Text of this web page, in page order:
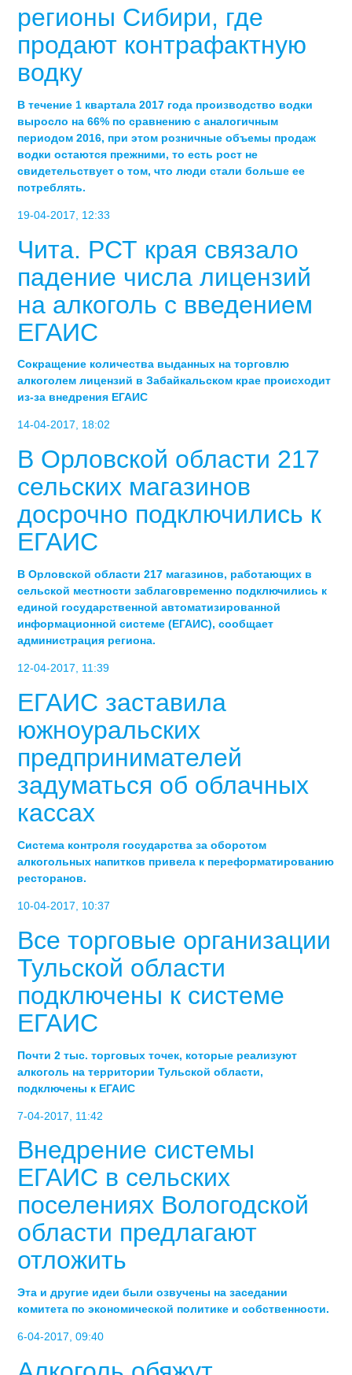
регионы Сибири, где
продают контрафактную
водку
В течение 1 квартала 2017 года производство водки
выросло на 66% по сравнению с аналогичным
периодом 2016, при этом розничные объемы продаж
водки остаются прежними, то есть рост не
свидетельствует о том, что люди стали больше ее
потреблять.
19-04-2017, 12:33
Чита. РСТ края связало
падение числа лицензий
на алкоголь с введением
ЕГАИС
Сокращение количества выданных на торговлю
алкоголем лицензий в Забайкальском крае происходит
из-за внедрения ЕГАИС
14-04-2017, 18:02
В Орловской области 217
сельских магазинов
досрочно подключились к
ЕГАИС
В Орловской области 217 магазинов, работающих в
сельской местности заблаговременно подключились к
единой государственной автоматизированной
информационной системе (ЕГАИС), сообщает
администрация региона.
12-04-2017, 11:39
ЕГАИС заставила
южноуральских
предпринимателей
задуматься об облачных
кассах
Система контроля государства за оборотом
алкогольных напитков привела к переформатированию
ресторанов.
10-04-2017, 10:37
Все торговые организации
Тульской области
подключены к системе
ЕГАИС
Почти 2 тыс. торговых точек, которые реализуют
алкоголь на территории Тульской области,
подключены к ЕГАИС
7-04-2017, 11:42
Внедрение системы
ЕГАИС в сельских
поселениях Вологодской
области предлагают
отложить
Эта и другие идеи были озвучены на заседании
комитета по экономической политике и собственности.
6-04-2017, 09:40